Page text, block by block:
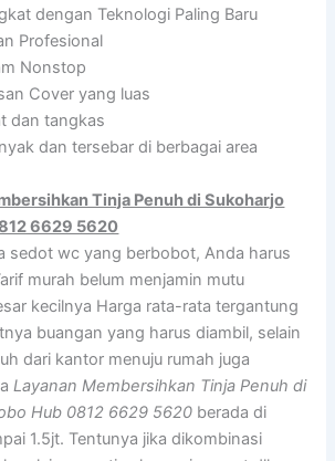
dengan Teknologi Paling Baru
Profesional
Nonstop
Cover yang luas
dan tangkas
dan tersebar di berbagai area
Tinja Penuh di Sukoharjo
6629 5620
sedot wc yang berbobot, Anda harus
murah belum menjamin mutu
kecilnya Harga rata-rata tergantung
buangan yang harus diambil, selain
dari kantor menuju rumah juga
Layanan Membersihkan Tinja Penuh di
Hub 0812 6629 5620 berada di
1.5jt. Tentunya jika dikombinasi